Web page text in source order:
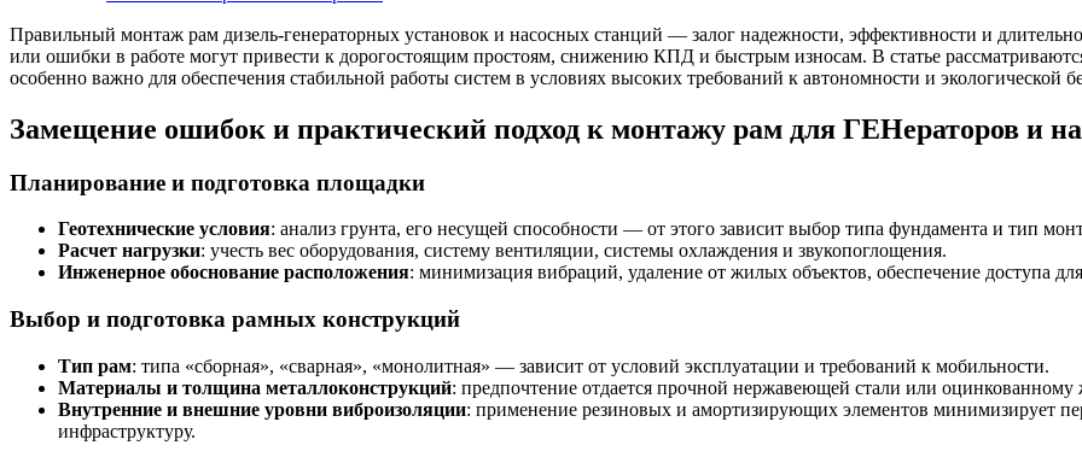
Правильный монтаж рам дизель-генераторных установок и насосных станций — залог надежности, эффективности и
или ошибки в работе могут привести к дорогостоящим простоям, снижению КПД и быстрым износам. В статье
особенно важно для обеспечения стабильной работы систем в условиях высоких требований к автономности и экологической
Замещение ошибок и практический подход к монтажу рам для ГЕНераторов и
Планирование и подготовка площадки
Геотехнические условия: анализ грунта, его несущей способности — от этого зависит выбор типа фундамента и тип
Расчет нагрузки: учесть вес оборудования, систему вентиляции, системы охлаждения и звукопоглощения.
Инженерное обоснование расположения: минимизация вибраций, удаление от жилых объектов, обеспечение доступа
Выбор и подготовка рамных конструкций
Тип рам: типа «сборная», «сварная», «монолитная» — зависит от условий эксплуатации и требований к мобильности.
Материалы и толщина металлоконструкций: предпочтение отдается прочной нержавеющей стали или оцинкованному
Внутренние и внешние уровни виброизоляции: применение резиновых и амортизирующих элементов минимизирует
инфраструктуру.